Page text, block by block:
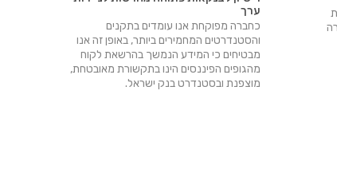
ערך
כחברה מפוקחת אנו עומדים בתקנים
והסטנדרטים המחמירים ביותר, באופן זה אנו
מבטיחים כי המידע הנמשך בהרשאת לקוח
מהגופים הפיננסים הינו בתקשורת מאובטחת,
מוצפנת ובסטנדרט בנק ישראל.